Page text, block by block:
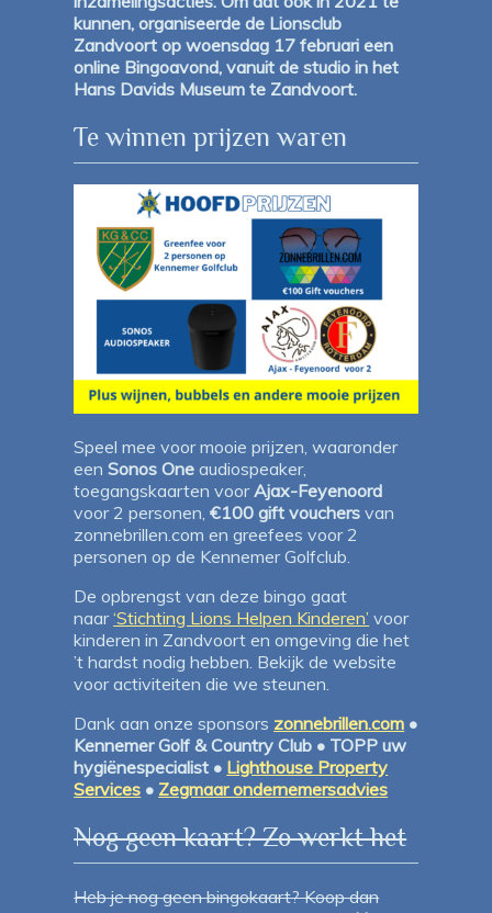
kunnen, organiseerde de Lionsclub
Zandvoort op woensdag 17 februari een
online Bingoavond, vanuit de studio in het
Hans Davids Museum te Zandvoort.
Te winnen prijzen waren
Speel mee voor mooie prijzen, waaronder
eenSonos One audiospeaker,
toegangskaarten voorAjax-Feyenoord
voor 2 personen,€100 gift vouchers van
zonnebrillen.com en greefees voor 2
personen op de Kennemer Golfclub.
De opbrengst van deze bingo gaat
naar‘Stichting Lions Helpen Kinderen’ voor
kinderen in Zandvoort en omgeving die het
’t hardst nodig hebben. Bekijk de website
voor activiteiten die we steunen.
Dank aan onze sponsors zonnebrillen.com •
Kennemer Golf & Country Club • TOPP uw
hygiënespecialist • Lighthouse Property
Services • Zegmaar ondernemersadvies
Nog geen kaart? Zo werkt het
Heb je nog geen bingokaart? Koop dan